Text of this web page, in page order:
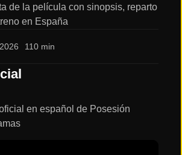
de la película con sinopsis, reparto
en España
110 min
en español de Posesión